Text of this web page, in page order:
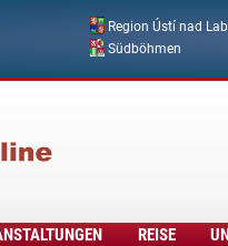
Region Ústí nad
Südböhmen
REISE